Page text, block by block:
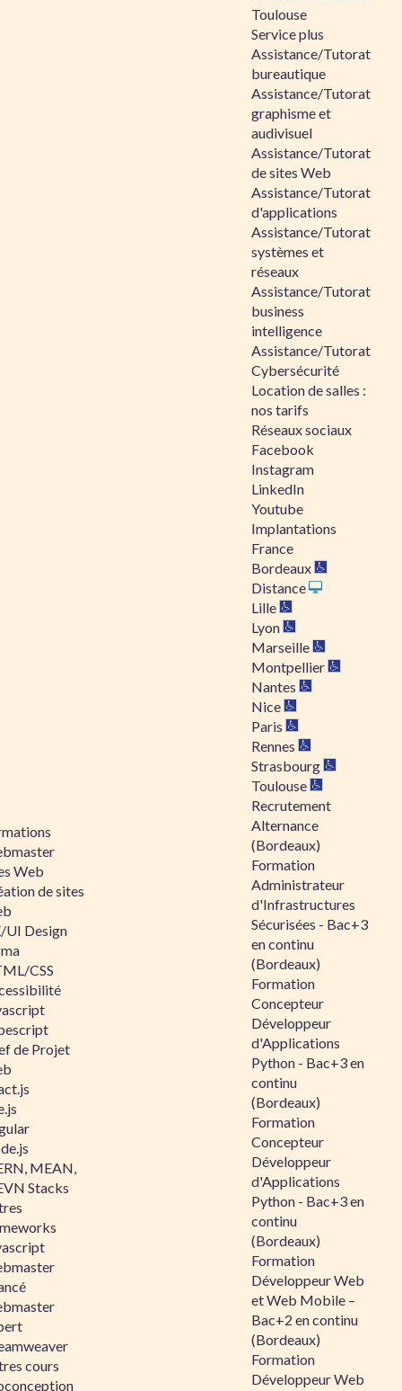
Web
de sites
UI Design
CSS
de Projet
MEAN,
Stacks
cours
Toulouse
Service plus
Assistance/Tutorat
bureautique
Assistance/Tutorat
graphisme et
audivisuel
Assistance/Tutorat
de sites Web
Assistance/Tutorat
d'applications
Assistance/Tutorat
systèmes et
réseaux
Assistance/Tutorat
business
intelligence
Assistance/Tutorat
Cybersécurité
Location de salles :
nos tarifs
Réseaux sociaux
Facebook
Instagram
LinkedIn
Youtube
Implantations
France
Bordeaux
Distance
Lille
Lyon
Marseille
Montpellier
Nantes
Nice
Paris
Rennes
Strasbourg
Toulouse
Recrutement
Alternance
(Bordeaux)
Formation
Administrateur
d'Infrastructures
Sécurisées - Bac+3
en continu
(Bordeaux)
Formation
Concepteur
Développeur
d'Applications
Python - Bac+3 en
continu
(Bordeaux)
Formation
Concepteur
Développeur
d'Applications
Python - Bac+3 en
continu
(Bordeaux)
Formation
Développeur Web
et Web Mobile –
Bac+2 en continu
(Bordeaux)
Formation
Développeur Web